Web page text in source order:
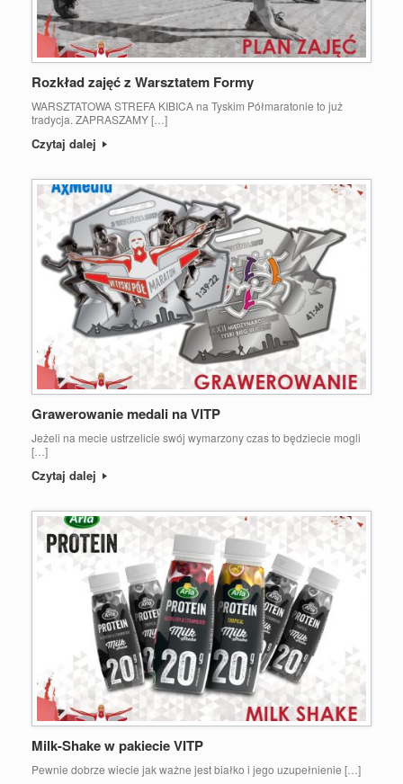
Rozkład zajęć z Warsztatem Formy
WARSZTATOWA STREFA KIBICA na Tyskim Półmaratonie to już
tradycja. ZAPRASZAMY […]
Czytaj dalej
Grawerowanie medali na VITP
Jeżeli na mecie ustrzelicie swój wymarzony czas to będziecie mogli
[…]
Czytaj dalej
Milk-Shake w pakiecie VITP
Pewnie dobrze wiecie jak ważne jest białko i jego uzupełnienie […]